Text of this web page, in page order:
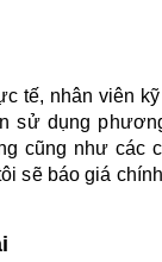
tế, nhân viên
sử dụng
cũng như các
sẽ báo giá